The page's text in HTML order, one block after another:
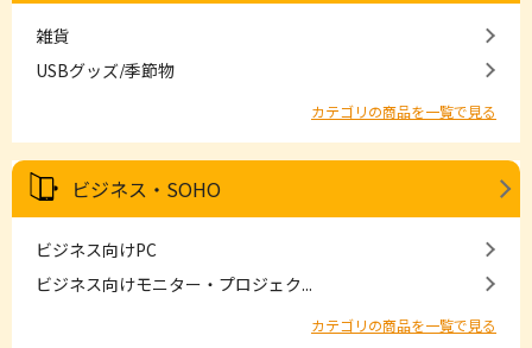
雑貨
USBグッズ/季節物
カテゴリの商品を一覧で見る
ビジネス・SOHO
ビジネス向けPC
ビジネス向けモニター・プロジェク...
カテゴリの商品を一覧で見る